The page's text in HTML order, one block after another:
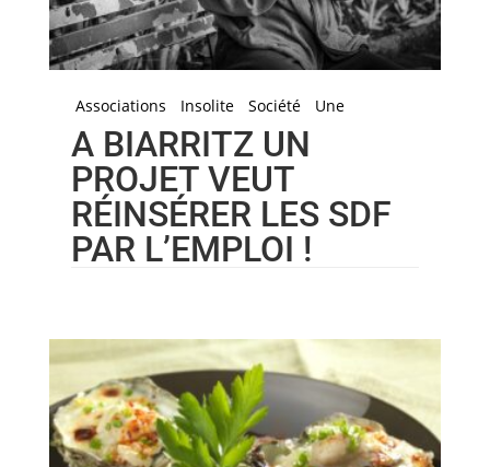
Associations Insolite Société Une
A BIARRITZ UN
PROJET VEUT
RÉINSÉRER LES SDF
PAR L’EMPLOI !